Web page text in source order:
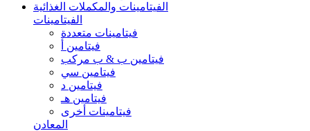
الفيتامينات والمكملات الغذائية
الفيتامينات
فيتامينات متعددة
فيتامين أ
فيتامين ب & ب مركب
فيتامين سي
فيتامين د
فيتامين هـ
فيتامينات أخرى
المعادن